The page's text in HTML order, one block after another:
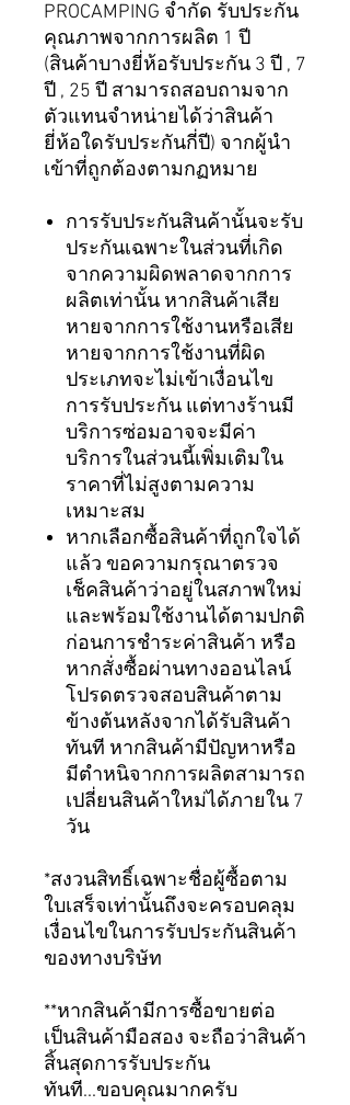
PROCAMPING จำกัด รับประกัน
คุณภาพจากการผลิต 1 ปี
(สินค้าบางยี่ห้อรับประกัน 3 ปี , 7
ปี , 25 ปี สามารถสอบถามจาก
ตัวแทนจำหน่ายได้ว่าสินค้า
ยี่ห้อใดรับประกันกี่ปี) จากผู้นำ
เข้าที่ถูกต้องตามกฏหมาย
การรับประกันสินค้านั้นจะรับ
ประกันเฉพาะในส่วนที่เกิด
จากความผิดพลาดจากการ
ผลิตเท่านั้น หากสินค้าเสีย
หายจากการใช้งานหรือเสีย
หายจากการใช้งานที่ผิด
ประเภทจะไม่เข้าเงื่อนไข
การรับประกัน แต่ทางร้านมี
บริการซ่อมอาจจะมีค่า
บริการในส่วนนี้เพิ่มเติมใน
ราคาที่ไม่สูงตามความ
เหมาะสม
หากเลือกซื้อสินค้าที่ถูกใจได้
แล้ว ขอความกรุณาตรวจ
เช็คสินค้าว่าอยู่ในสภาพใหม่
และพร้อมใช้งานได้ตามปกติ
ก่อนการชำระค่าสินค้า หรือ
หากสั่งซื้อผ่านทางออนไลน์
โปรดตรวจสอบสินค้าตาม
ข้างต้นหลังจากได้รับสินค้า
ทันที หากสินค้ามีปัญหาหรือ
มีตำหนิจากการผลิตสามารถ
เปลี่ยนสินค้าใหม่ได้ภายใน 7
วัน
*สงวนสิทธิ์เฉพาะชื่อผู้ซื้อตาม
ใบเสร็จเท่านั้นถึงจะครอบคลุม
เงื่อนไขในการรับประกันสินค้า
ของทางบริษัท
**หากสินค้ามีการซื้อขายต่อ
เป็นสินค้ามือสอง จะถือว่าสินค้า
สิ้นสุดการรับประกัน
ทันที...ขอบคุณมากครับ